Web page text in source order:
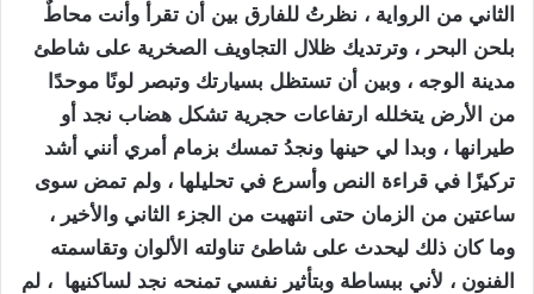
الثاني من الرواية ، نظرتُ للفارق بين أن تقرأ وأنت محاطٌ
بلحن البحر ، وترتديك ظلال التجاويف الصخرية على شاطئ
مدينة الوجه ، وبين أن تستظل بسيارتك وتبصر لونًا موحدًا
من الأرض يتخلله ارتفاعات حجرية تشكل هضاب نجد أو
طيرانها ، وبدا لي حينها ونجدُ تمسك بزمام أمري أنني أشد
تركيزًا في قراءة النص وأسرع في تحليلها ، ولم تمض سوى
ساعتين من الزمان حتى انتهيت من الجزء الثاني والأخير ،
وما كان ذلك ليحدث على شاطئ تناولته الألوان وتقاسمته
الفنون ، لأني ببساطة وبتأثير نفسي تمنحه نجد لساكنيها ، لم